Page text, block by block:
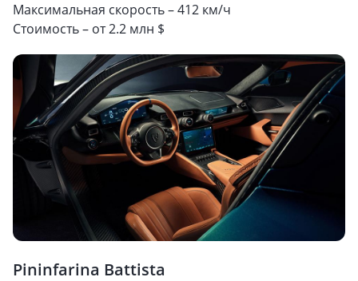
Максимальная скорость – 412 км/ч
Стоимость – от 2.2 млн $
Pininfarina Battista